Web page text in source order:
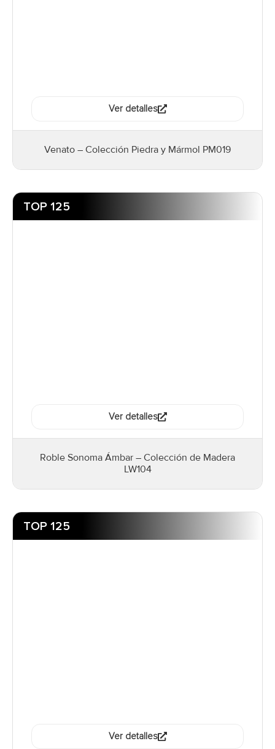
Ver detalles
Venato – Colección Piedra y Mármol PM019
TOP 125
Ver detalles
Roble Sonoma Ámbar – Colección de Madera
LW104
TOP 125
Ver detalles